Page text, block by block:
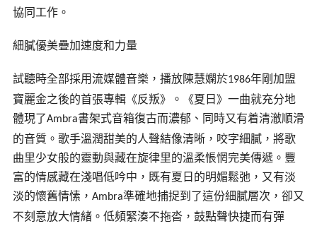
協同工作。
細膩優美疊加速度和力量
試聽時全部採用流媒體音樂，播放陳慧嫻於1986年剛加盟
寶麗金之後的首張專輯《反叛》。《夏日》一曲就充分地
體現了Ambra書架式音箱復古而濃郁、同時又有着清澈順滑
的音質。歌手溫潤甜美的人聲結像清晰，咬字細膩，將歌
曲里少女般的靈動與藏在旋律里的溫柔悵惘完美傳遞。豐
富的情感藏在淺唱低吟中，既有夏日的明媚鬆弛，又有淡
淡的懷舊情愫， Ambra準確地捕捉到了這份細膩層次，卻又
不刻意放大情緒。低頻緊湊不拖沓，鼓點聲快捷而有彈